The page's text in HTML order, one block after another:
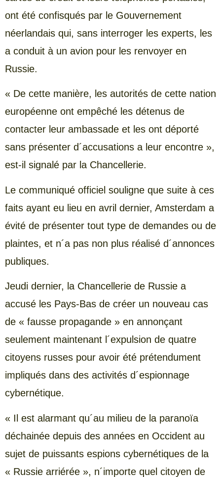
ont été confisqués par le Gouvernement
néerlandais qui, sans interroger les experts, les
a conduit à un avion pour les renvoyer en
Russie.
« De cette manière, les autorités de cette nation
européenne ont empêché les détenus de
contacter leur ambassade et les ont déporté
sans présenter d´accusations a leur encontre »,
est-il signalé par la Chancellerie.
Le communiqué officiel souligne que suite à ces
faits ayant eu lieu en avril dernier, Amsterdam a
évité de présenter tout type de demandes ou de
plaintes, et n´a pas non plus réalisé d´annonces
publiques.
Jeudi dernier, la Chancellerie de Russie a
accusé les Pays-Bas de créer un nouveau cas
de « fausse propagande » en annonçant
seulement maintenant l´expulsion de quatre
citoyens russes pour avoir été prétendument
impliqués dans des activités d´espionnage
cybernétique.
« Il est alarmant qu´au milieu de la paranoïa
déchainée depuis des années en Occident au
sujet de puissants espions cybernétiques de la
« Russie arriérée », n´importe quel citoyen de